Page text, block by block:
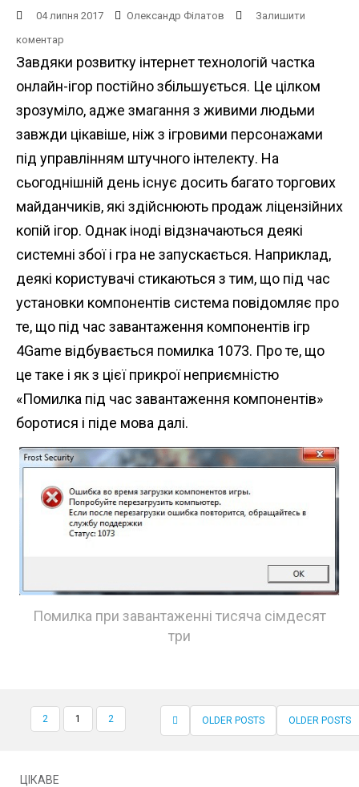
04 липня 2017 Олександр Філатов
Залишити
коментар
Завдяки розвитку інтернет технологій частка
онлайн-ігор постійно збільшується. Це цілком
зрозуміло, адже змагання з живими людьми
завжди цікавіше, ніж з ігровими персонажами
під управлінням штучного інтелекту. На
сьогоднішній день існує досить багато торгових
майданчиків, які здійснюють продаж ліцензійних
копій ігор. Однак іноді відзначаються деякі
системні збої і гра не запускається. Наприклад,
деякі користувачі стикаються з тим, що під час
установки компонентів система повідомляє про
те, що під час завантаження компонентів ігр
4Game відбувається помилка 1073. Про те, що
це таке і як з цієї прикрої неприємністю
«Помилка під час завантаження компонентів»
боротися і піде мова далі.
Помилка при завантаженні тисяча сімдесят
три
ПО ПУБЛІКАЦІЯМ
2 OLDER POSTS
1 2 OLDER POSTS
ЦІКАВЕ